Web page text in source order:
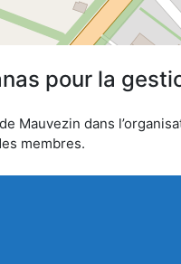
pour la
Mauvezin dans
membres.